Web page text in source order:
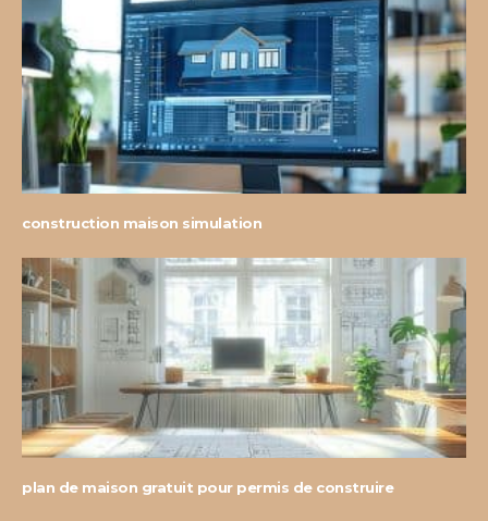
construction maison simulation
plan de maison gratuit pour permis de construire